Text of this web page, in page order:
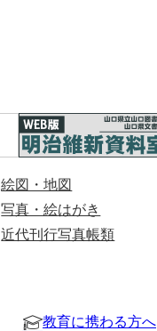
絵図・地図
写真・絵はがき
近代刊行写真帳類
教育に携わる方へ